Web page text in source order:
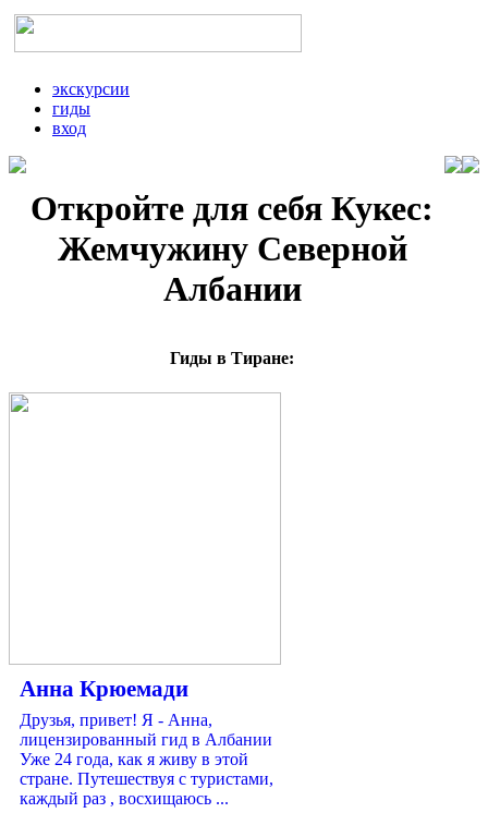
экскурсии
гиды
вход
Откройте для себя Кукес:
Жемчужину Северной
Албании
Гиды в Тиране:
Анна Крюемади
Друзья, привет! Я - Анна,
лицензированный гид в Албании
Уже 24 года, как я живу в этой
стране. Путешествуя с туристами,
каждый раз , восхищаюсь ...